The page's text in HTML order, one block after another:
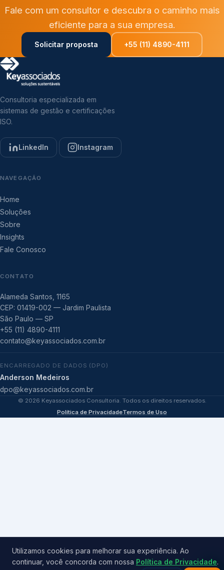
Fale com um consultor e descubra o caminho mais
eficiente para a sua empresa.
Solicitar proposta +55 (11) 4890-4111
Consultoria especializada em
sistemas de gestão e certificações
ISO.
LinkedIn Instagram
NAVEGAÇÃO
Home
Soluções
Sobre
Insights
Fale Conosco
CONTATO
Alameda Santos, 1165
CEP: 01419-002 — Jardim Paulista
São Paulo — SP
+55 (11) 4890-4111
contato@keyassociados.com.br
ENCARREGADO DE DADOS (DPO)
Anderson Medeiros
dpo@keyassociados.com.br
© 2026 Keyassociados Consultoria. Todos os direitos reservados.
Política de PrivacidadeTermos de Uso
Utilizamos cookies para melhorar sua experiência. Ao
continuar, você concorda com nossa Política de Privacidade.